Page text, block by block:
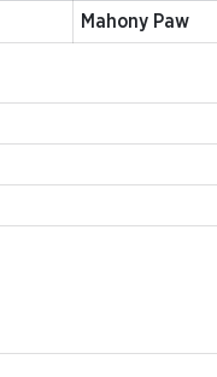
Mahony Paw
Horpestad Tom